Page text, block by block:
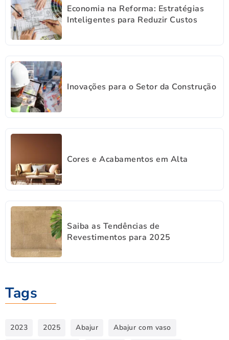
Economia na Reforma: Estratégias
Inteligentes para Reduzir Custos
Inovações para o Setor da Construção
Cores e Acabamentos em Alta
Saiba as Tendências de
Revestimentos para 2025
Tags
2023 2025 Abajur Abajur com vaso